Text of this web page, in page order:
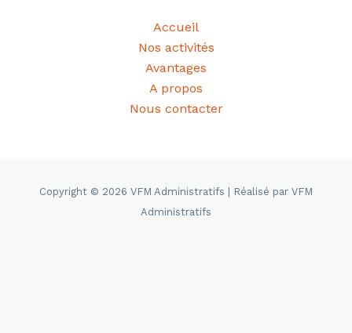
Accueil
Nos activités
Avantages
A propos
Nous contacter
Copyright © 2026 VFM Administratifs | Réalisé par VFM
Administratifs